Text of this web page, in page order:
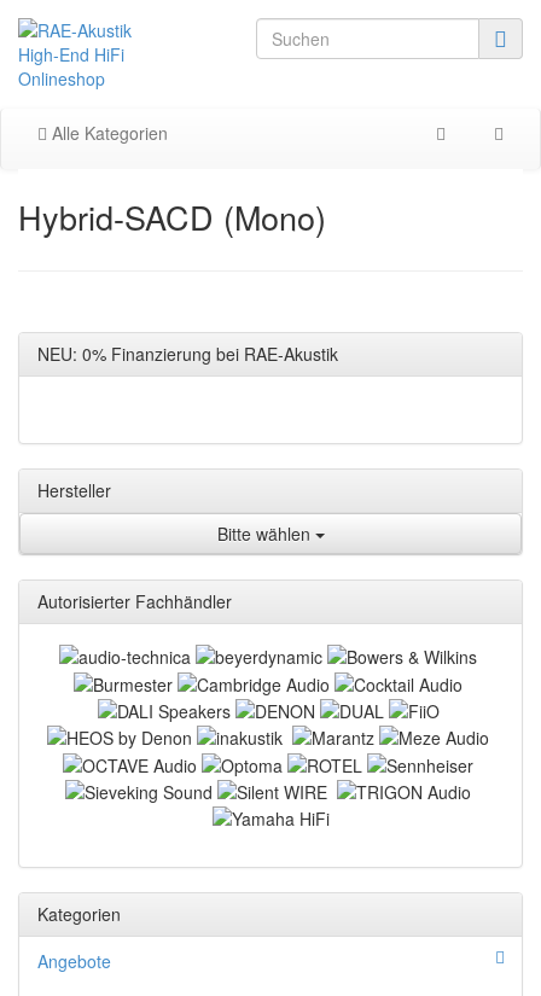
Alle Kategorien
Hybrid-SACD (Mono)
NEU: 0% Finanzierung bei RAE-Akustik
Hersteller
Bitte wählen
Autorisierter Fachhändler
Kategorien
Angebote